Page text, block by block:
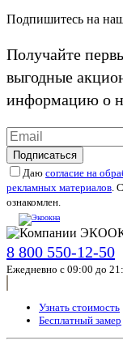
Подпишитесь на
Получайте
выгодные
информацию о
Подписаться
Даю согласие на
рекламных материалов. С
ознакомлен.
8 800 550-12-50
Ежедневно с 09:00 до
Узнать стоимость
Бесплатный замер